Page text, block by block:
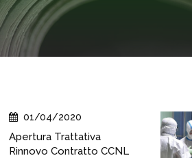
01/04/2020
Apertura Trattativa
Rinnovo Contratto CCNL